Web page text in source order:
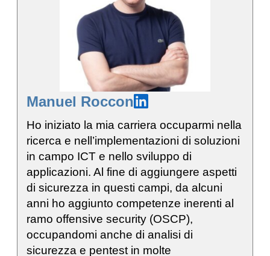
Manuel Roccon
Ho iniziato la mia carriera occuparmi nella
ricerca e nell’implementazioni di soluzioni
in campo ICT e nello sviluppo di
applicazioni. Al fine di aggiungere aspetti
di sicurezza in questi campi, da alcuni
anni ho aggiunto competenze inerenti al
ramo offensive security (OSCP),
occupandomi anche di analisi di
sicurezza e pentest in molte